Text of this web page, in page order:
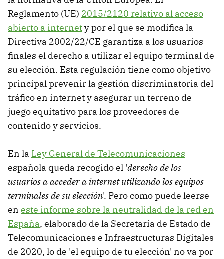
Reglamento (UE) 2015/2120 relativo al acceso
abierto a internety por el que se modifica la
Directiva 2002/22/CE garantiza a los usuarios
finales el derecho a utilizar el equipo terminal de
su elección. Esta regulación tiene como objetivo
principal prevenir la gestión discriminatoria del
tráfico en internet y asegurar un terreno de
juego equitativo para los proveedores de
contenido y servicios.
En la Ley General de Telecomunicaciones
española queda recogido el 'derecho de los
usuarios a acceder a internet utilizando los equipos
terminales de su elección'. Pero como puede leerse
en este informe sobre la neutralidad de la red en
España, elaborado de la Secretaría de Estado de
Telecomunicaciones e Infraestructuras Digitales
de 2020, lo de 'el equipo de tu elección' no va por